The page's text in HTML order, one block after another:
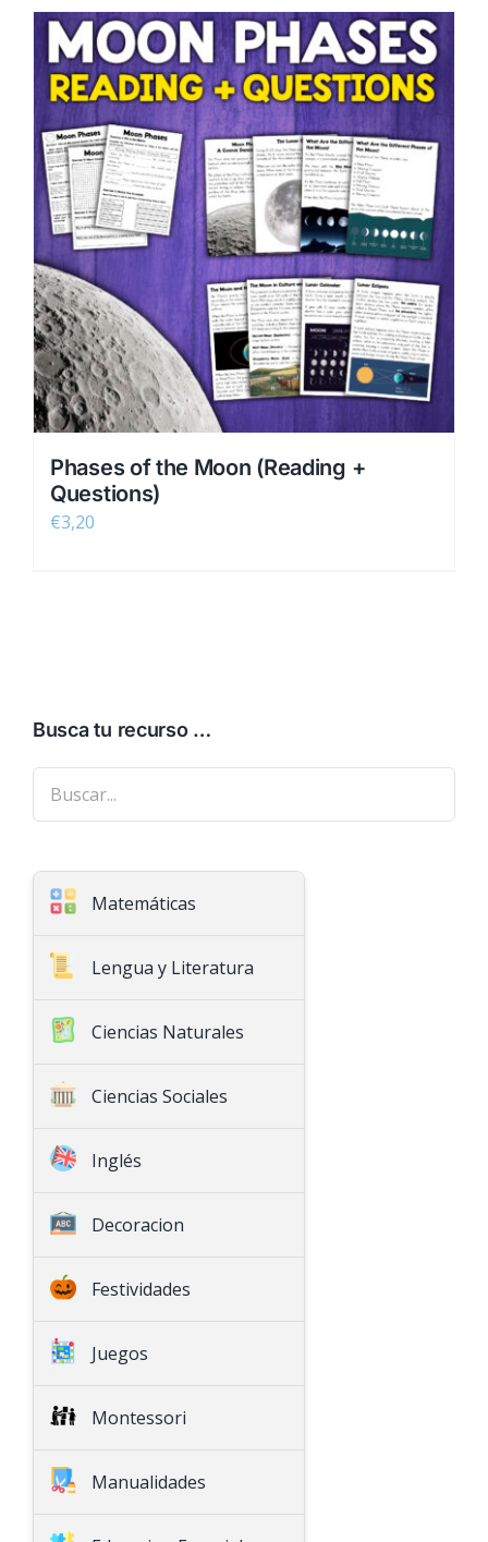
Phases of the Moon (Reading +
Questions)
€3,20
Busca tu recurso …
Matemáticas
Geometría
Lengua y Literatura
Ciencias Naturales
Ciencias Sociales
Geografía
Inglés
Math
Social Science
Games
Decoration
Arts & Crafts
Decoracion
Festividades
Juegos
Montessori
Manualidades